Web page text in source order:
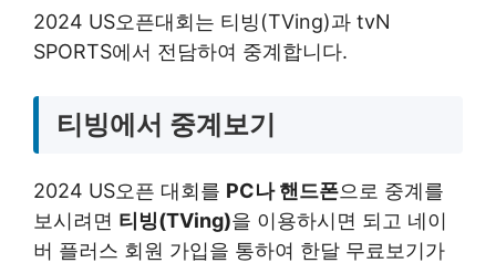
2024 US오픈대회는 티빙(TVing)과 tvN
SPORTS에서 전담하여 중계합니다.
티빙에서 중계보기
2024 US오픈 대회를 PC나 핸드폰으로 중계를
보시려면 티빙(TVing)을 이용하시면 되고 네이
버 플러스 회원 가입을 통하여 한달 무료보기가